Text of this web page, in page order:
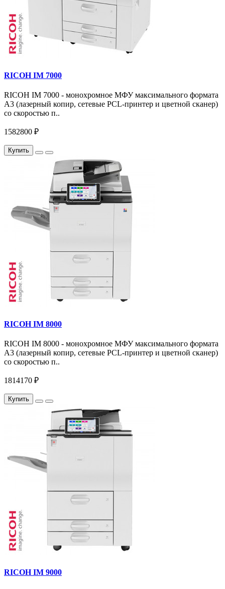
RICOH IM 7000
RICOH IM 7000 - монохромное МФУ максимального формата
А3 (лазерный копир, сетевые PCL-принтер и цветной сканер)
со скоростью п..
1582800 ₽
Купить
RICOH IM 8000
RICOH IM 8000 - монохромное МФУ максимального формата
А3 (лазерный копир, сетевые PCL-принтер и цветной сканер)
со скоростью п..
1814170 ₽
Купить
RICOH IM 9000